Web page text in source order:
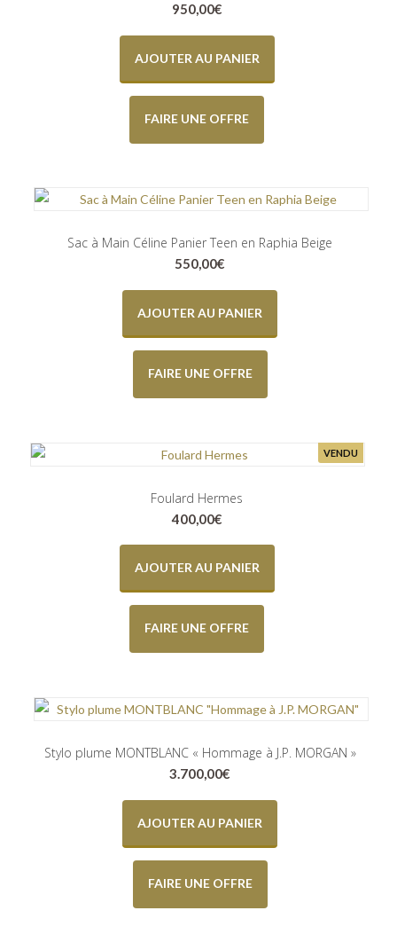
950,00€
AJOUTER AU PANIER
FAIRE UNE OFFRE
Sac à Main Céline Panier Teen en Raphia Beige
550,00€
AJOUTER AU PANIER
FAIRE UNE OFFRE
VENDU
Foulard Hermes
400,00€
AJOUTER AU PANIER
FAIRE UNE OFFRE
Stylo plume MONTBLANC « Hommage à J.P. MORGAN »
3.700,00€
AJOUTER AU PANIER
FAIRE UNE OFFRE